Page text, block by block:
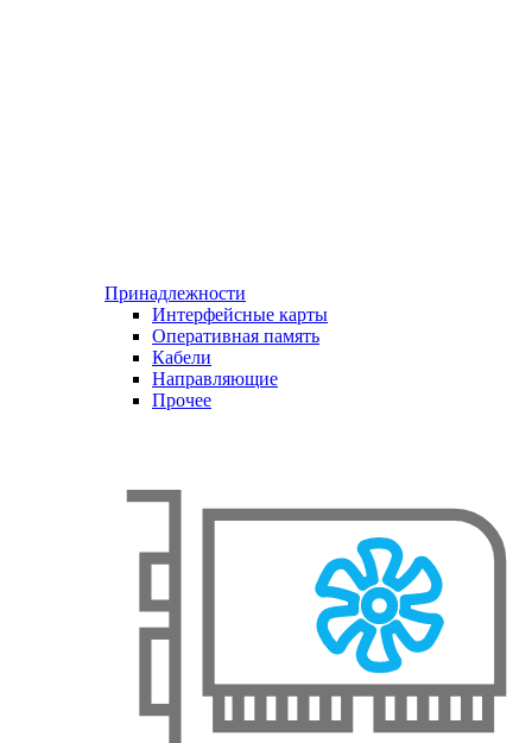
Принадлежности
Интерфейсные карты
Оперативная память
Кабели
Направляющие
Прочее